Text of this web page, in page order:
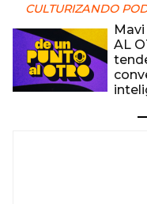
CULTURIZANDO
AL